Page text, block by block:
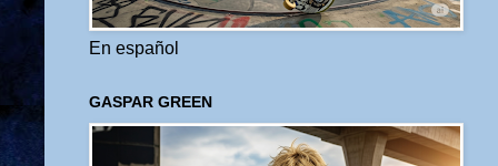
En español
GASPAR GREEN